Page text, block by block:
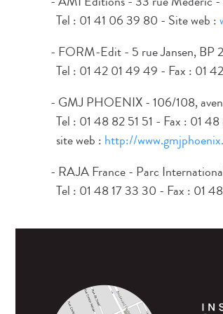
Tel : 01 41 06 39 80 - Site web :
- FORM-Edit - 5 rue Jansen, BP
Tel : 01 42 01 49 49 - Fax : 01
- GMJ PHOENIX - 106/108,
Tel : 01 48 82 51 51 - Fax : 01
site web : http://
- RAJA France - Parc
Tel : 01 48 17 33 30 - Fax : 01